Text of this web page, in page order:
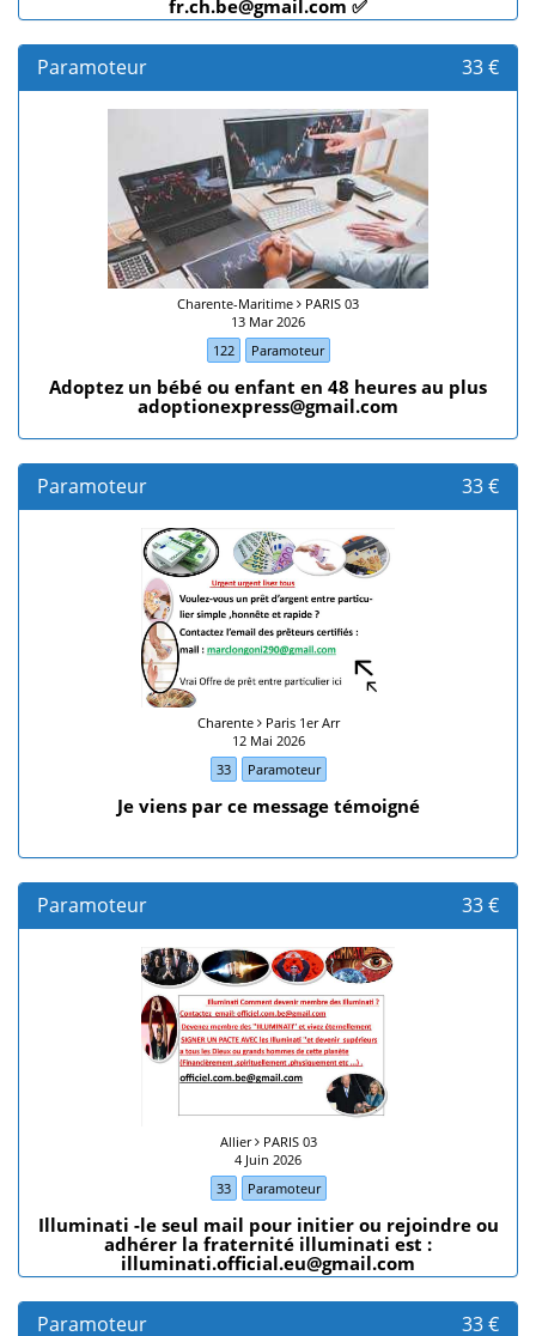
fr.ch.be@gmail.com ✅
Paramoteur 33 €
Charente-Maritime
PARIS 03
13 Mar 2026
122
Paramoteur
Adoptez un bébé ou enfant en 48 heures au plus
adoptionexpress@gmail.com
Paramoteur 33 €
Charente Paris 1er Arr
12 Mai 2026
33
Paramoteur
Je viens par ce message témoigné
Paramoteur 33 €
Allier PARIS 03
4 Juin 2026
33
Paramoteur
Illuminati -le seul mail pour initier ou rejoindre ou
adhérer la fraternité illuminati est :
illuminati.official.eu@gmail.com
Paramoteur 33 €